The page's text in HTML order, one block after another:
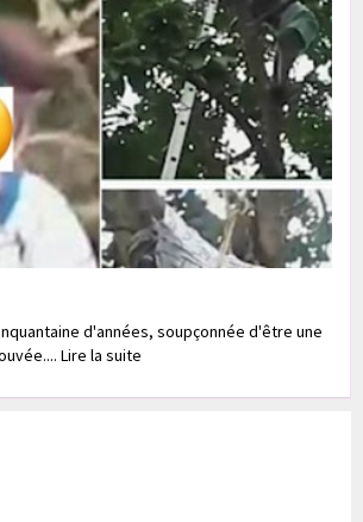
d'années, soupçonnée d'être une
Lire la suite